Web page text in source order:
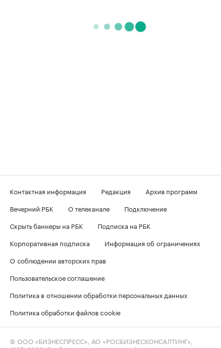
Контактная информация Редакция
Архив программ
Вечерний РБК
О телеканале
Подключение
Скрыть баннеры на РБК
Подписка на РБК
Корпоративная подписка
Информация об ограничениях
О соблюдении авторских прав
Пользовательское соглашение
Политика в отношении обработки персональных данных
Политика обработки файлов cookie
© ООО «БИЗНЕСПРЕСС», АО «РОСБИЗНЕСКОНСАЛТИНГ»,